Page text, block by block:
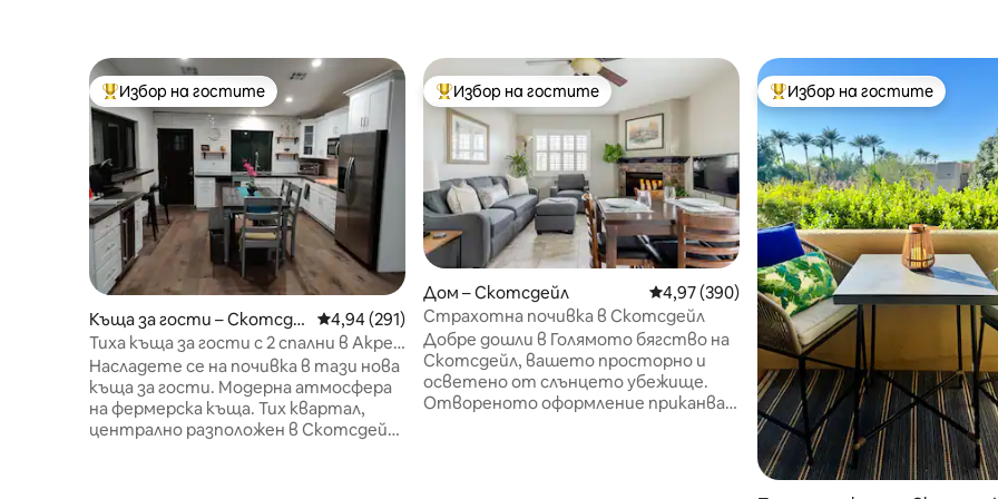
Най-популярен избор на гостите
Избор на гостите
Къща за гости – Скотсде
йл
Средна оценка: 4,94 от 5, 291 отзива
4,94 (291)
Тиха къща за гости с 2 спални в Акре -
Фитнес зала/Новоизградена
Насладете се на почивка в тази нова
къща за гости. Модерна атмосфера
на фермерска къща. Тих квартал,
централно разположен в Скотсдейл.
Най-популярен избор на гостите
Избор на гостите
Дом – Скотсдейл Средна оценка: 4,97 от 5, 390 отзива
4,97 (390)
Страхотна почивка в Скотсдейл
Добре дошли в Голямото бягство на
Скотсдейл, вашето просторно и
осветено от слънцето убежище.
Отвореното оформление приканва
Най-популярен избор на
Избор на гостите